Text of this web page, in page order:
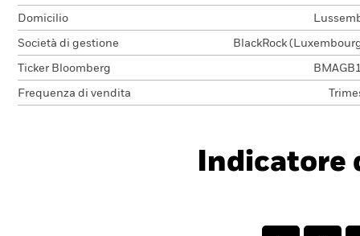
Domicilio
Società di gestione BlackRock
Ticker Bloomberg
Frequenza di vendita
Indicatore